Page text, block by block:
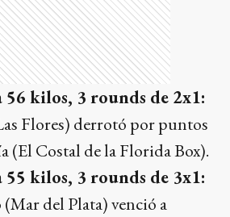
56 kilos, 3 rounds de 2x1:
Flores) derrotó por puntos
(El Costal de la Florida Box).
55 kilos, 3 rounds de 3x1:
del Plata) venció a